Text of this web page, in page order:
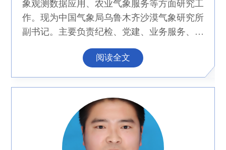
《Ecology and Evolution》《Renewal Energy》
《CATENA》《Advances in Meteorology》
Geosciences》《Journal of Wind Engineering &
Industrial Aerodynamics》 《地理科学进展》
象观测数据应用、农业气象服务等方面研究工
作。现为中国气象局乌鲁木齐沙漠气象研究所
副书记。主要负责纪检、党建、业务服务、安
阅读全文